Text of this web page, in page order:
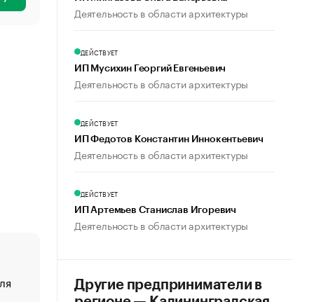
«От спорта тело стареет иначе». Как живет глава
создавшей GTA
Деятельность в области архитектуры
ДЕЙСТВУЕТ
ИП Мусихин Георгий Евгеньевич
Деятельность в области архитектуры
ДЕЙСТВУЕТ
ИП Федотов Константин Иннокентьевич
Деятельность в области архитектуры
ДЕЙСТВУЕТ
ИП Артемьев Станислав Игоревич
Деятельность в области архитектуры
Другие предприниматели в